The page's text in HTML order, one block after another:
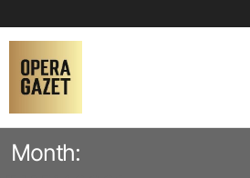
Month: